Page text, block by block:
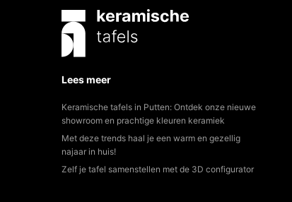
Lees meer
Keramische tafels in Putten: Ontdek onze nieuwe
showroom en prachtige kleuren keramiek
Met deze trends haal je een warm en gezellig
najaar in huis!
Zelf je tafel samenstellen met de 3D configurator